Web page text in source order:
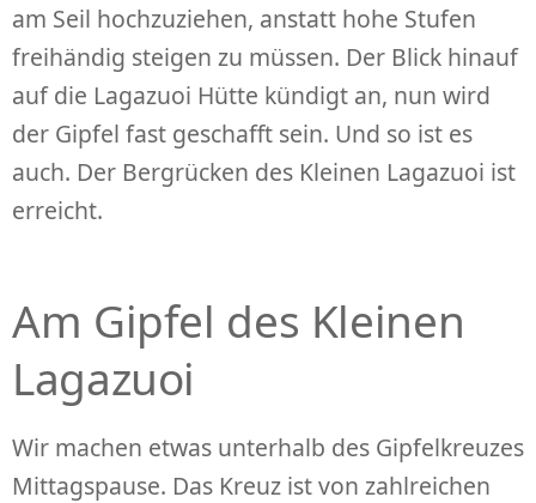
am Seil hochzuziehen, anstatt hohe Stufen
freihändig steigen zu müssen. Der Blick hinauf
auf die Lagazuoi Hütte kündigt an, nun wird
der Gipfel fast geschafft sein. Und so ist es
auch. Der Bergrücken des Kleinen Lagazuoi ist
erreicht.
Am Gipfel des Kleinen
Lagazuoi
Wir machen etwas unterhalb des Gipfelkreuzes
Mittagspause. Das Kreuz ist von zahlreichen